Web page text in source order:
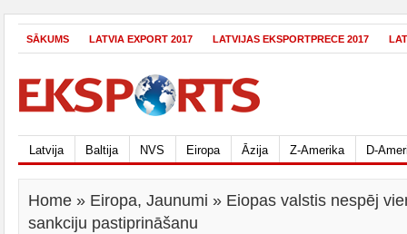
SĀKUMS LATVIA EXPORT 2017 LATVIJAS EKSPORTPRECE 2017
Latvija Baltija NVS Eiropa Āzija Z-Amerika D-
Home » Eiropa, Jaunumi » Eiopas valstis nespēj
sankciju pastiprināšanu